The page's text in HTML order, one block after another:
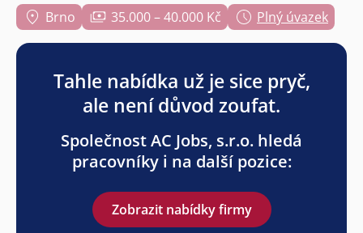
Brno 35.000 – 40.000 Kč Plný úvazek
Tahle nabídka už je sice pryč,
ale není důvod zoufat.
Společnost AC Jobs, s.r.o. hledá
pracovníky i na další pozice:
Zobrazit nabídky firmy